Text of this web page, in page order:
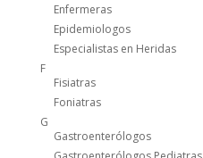
Enfermeras
Epidemiologos
Especialistas en Heridas
F
Fisiatras
Foniatras
G
Gastroenterólogos